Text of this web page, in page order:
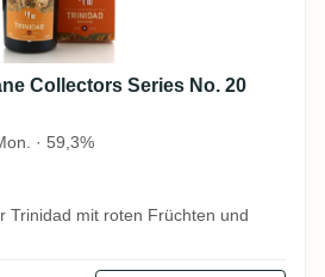
Collectors Series No. 20
· 59,3%
Trinidad mit roten Früchten und